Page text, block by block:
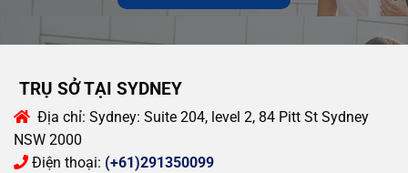
TRỤ SỞ TẠI SYDNEY
Địa chỉ: Sydney: Suite 204, level 2, 84 Pitt St Sydney
NSW 2000
Điện thoại: (+61)291350099